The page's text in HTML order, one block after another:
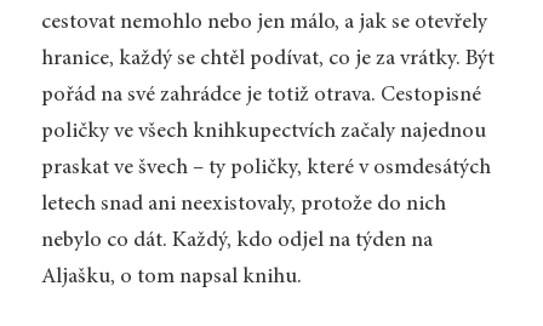
cestovat nemohlo nebo jen málo, a jak se otevřely
hranice, každý se chtěl podívat, co je za vrátky. Být
pořád na své zahrádce je totiž otrava. Cestopisné
poličky ve všech knihkupectvích začaly najednou
praskat ve švech – ty poličky, které v osmdesátých
letech snad ani neexistovaly, protože do nich
nebylo co dát. Každý, kdo odjel na týden na
Aljašku, o tom napsal knihu.